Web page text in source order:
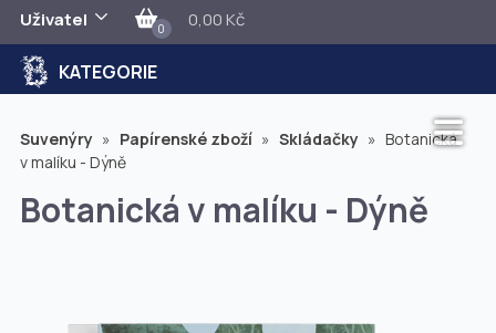
Uživatel 0 0,00 Kč
KATEGORIE
Suvenýry » Papírenské zboží » Skládačky » Botanická
v malíku - Dýně
Botanická v malíku - Dýně